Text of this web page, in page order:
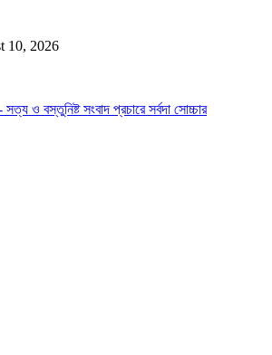
10, 2026
ও বস্তুনিষ্ট সংবাদ প্রচারে সর্বদা সোচ্চার